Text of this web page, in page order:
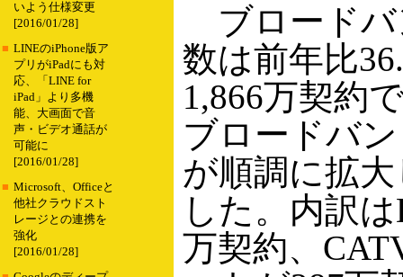
いよう仕様変更
[2016/01/28]
■ LINEのiPhone版ア
プリがiPadにも対
応、「LINE for
iPad」より多機
能、大画面で音
声・ビデオ通話が
可能に
[2016/01/28]
■ Microsoft、Officeと
他社クラウドスト
レージとの連携を
強化
[2016/01/28]
ブロードバ
数は前年比
1,866万契約
ブロードバ
が順調に拡
した。内訳
万契約、